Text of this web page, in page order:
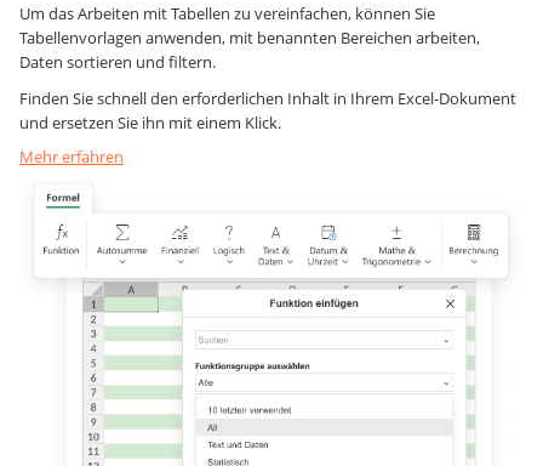
Um das Arbeiten mit Tabellen zu vereinfachen, können Sie
Tabellenvorlagen anwenden, mit benannten Bereichen arbeiten,
Daten sortieren und filtern.
Finden Sie schnell den erforderlichen Inhalt in Ihrem Excel-Dokument
und ersetzen Sie ihn mit einem Klick.
Mehr erfahren